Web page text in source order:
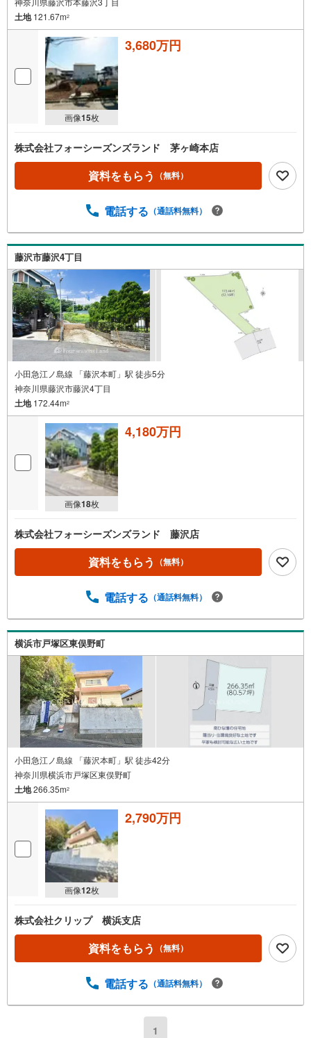
土地121.67m2
画像15枚
3,680万円
株式会社フォーシーズンズランド 茅ヶ崎本店
資料をもらう （無料）
電話する （通話料無料）
藤沢市藤沢4丁目
小田急江ノ島線 「藤沢本町」駅 徒歩5分
神奈川県藤沢市藤沢4丁目
土地172.44m2
画像18枚
4,180万円
株式会社フォーシーズンズランド 藤沢店
資料をもらう （無料）
電話する （通話料無料）
横浜市戸塚区東俣野町
小田急江ノ島線 「藤沢本町」駅 徒歩42分
神奈川県横浜市戸塚区東俣野町
土地266.35m2
画像12枚
2,790万円
株式会社クリップ 横浜支店
資料をもらう （無料）
電話する （通話料無料）
1